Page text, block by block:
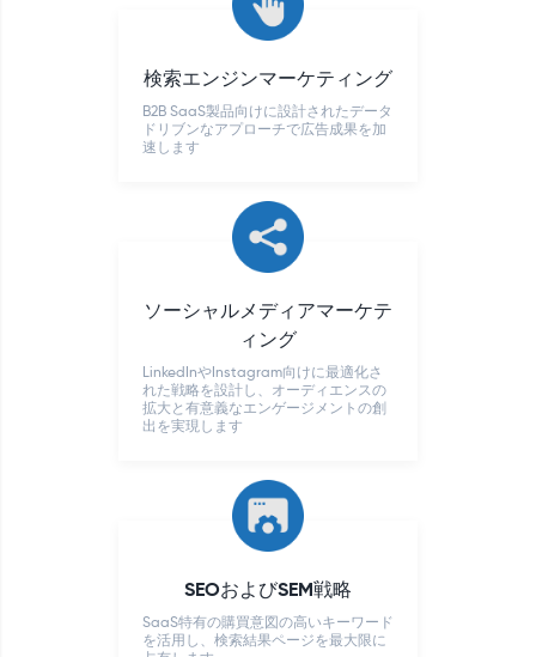
検索エンジンマーケティング
B2B SaaS製品向けに設計されたデータ
ドリブンなアプローチで広告成果を加
速します
ソーシャルメディアマーケテ
ィング
LinkedInやInstagram向けに最適化さ
れた戦略を設計し、オーディエンスの
拡大と有意義なエンゲージメントの創
出を実現します
SEOおよびSEM戦略
SaaS特有の購買意図の高いキーワード
を活用し、検索結果ページを最大限に